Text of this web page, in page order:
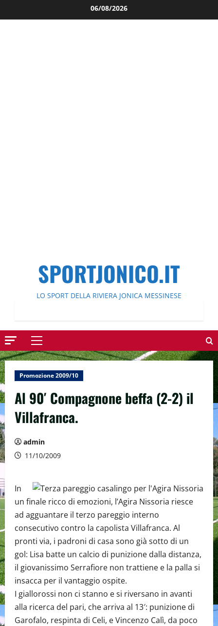
al
06/08/2026
SPORTJONICO.IT
LO SPORT DELLA RIVIERA JONICA MESSINESE
Menu
principale
Promozione 2009/10
Al 90′ Compagnone beffa (2-2) il
Villafranca.
admin
11/10/2009
In
un finale ricco di emozioni, l’Agira Nissoria riesce
ad agguantare il terzo pareggio interno
consecutivo contro la capolista Villafranca. Al
pronti via, i padroni di casa sono già sotto di un
gol: Lisa batte un calcio di punizione dalla distanza,
il giovanissimo Serrafiore non trattiene e la palla si
insacca per il vantaggio ospite.
I giallorossi non ci stanno e si riversano in avanti
alla ricerca del pari, che arriva al 13′: punizione di
Garofalo, respinta di Celi, e Vincenzo Calì, da poco